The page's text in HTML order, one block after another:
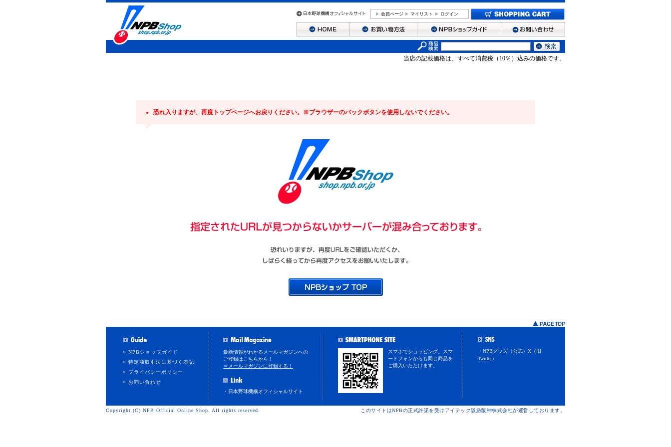
会員ページ マイリスト ログイン
当店の記載価格は、すべて消費税（10％）込みの価格です。
恐れ入りますが、再度トップページへお戻りください。※ブラウザーのバックボタンを使用しないでください。
NPBショップガイド
特定商取引法に基づく表記
プライバシーポリシー
お問い合わせ
最新情報がわかるメールマガジンへの
ご登録はこちらから！
⇒メールマガジンに登録する！
・日本野球機構オフィシャルサイト
スマホでショッピング。スマ
ートフォンからも同じ商品を
ご購入いただけます。
・NPBグッズ（公式）X（旧
Twitter）
Copyright (C) NPB Official Online Shop. All rights reserved. このサイトはNPBの正式許諾を受けアイテック阪急阪神株式会社が運営しております。